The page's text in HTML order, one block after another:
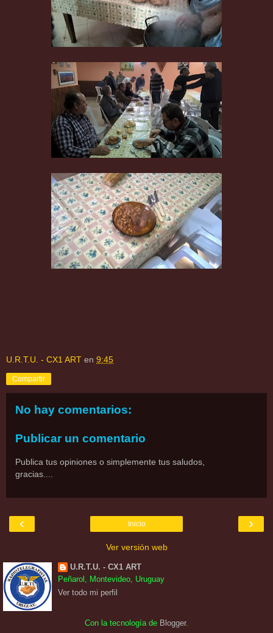
U.R.T.U. - CX1 ART en 9:45
Compartir
No hay comentarios:
Publicar un comentario
Publica tus opiniones o simplemente tus saludos,
gracias....
‹ ›
Inicio
Ver versión web
U.R.T.U. - CX1 ART
Peñarol, Montevideo, Uruguay
Ver todo mi perfil
Con la tecnología de Blogger.